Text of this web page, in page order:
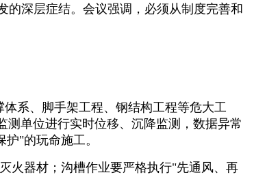
深层症结。会议强调，必须从制度完善和
系、脚手架工程、钢结构工程等危大工
单位进行实时位移、沉降监测，数据异常
"的玩命施工。
火器材；沟槽作业要严格执行"先通风、再